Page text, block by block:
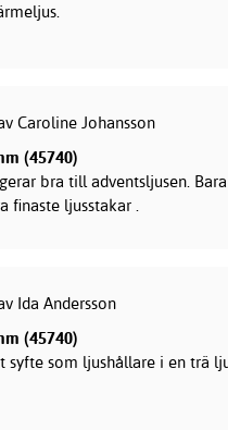
Caroline Johansson
(45740)
bra till adventsljusen.
finaste ljusstakar .
Ida Andersson
(45740)
syfte som ljushållare i en trä